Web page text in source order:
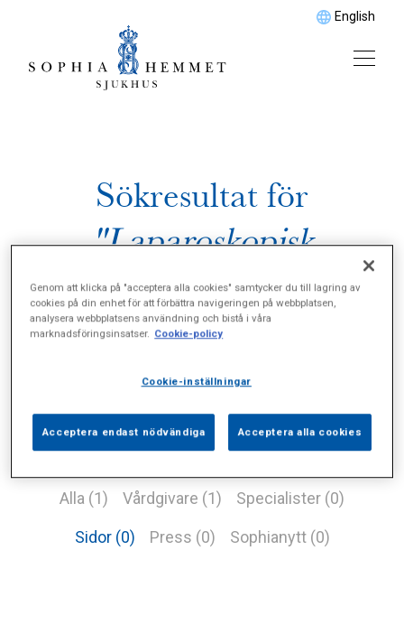
English
Sökresultat för
"Laparoskopisk
gastricbypass"
Alla (1) Vårdgivare (1) Specialister (0)
Sidor (0) Press (0) Sophianytt (0)
Genom att klicka på "acceptera alla cookies" samtycker du till lagring av
cookies på din enhet för att förbättra navigeringen på webbplatsen,
analysera webbplatsens användning och bistå i våra
marknadsföringsinsatser. Cookie-policy
Cookie-inställningar
Acceptera endast nödvändiga Acceptera alla cookies